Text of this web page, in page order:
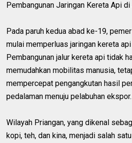
Pembangunan Jaringan Kereta Api
Pada paruh kedua abad ke-19,
mulai memperluas jaringan kereta
Pembangunan jalur kereta api tidak
memudahkan mobilitas manusia,
mempercepat pengangkutan hasil
pedalaman menuju pelabuhan ekspor.
Wilayah Priangan, yang dikenal
kopi, teh, dan kina, menjadi salah